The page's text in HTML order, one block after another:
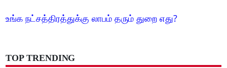
உங்க நட்சத்திரத்துக்கு லாபம் தரும் துறை எது?
TOP TRENDING